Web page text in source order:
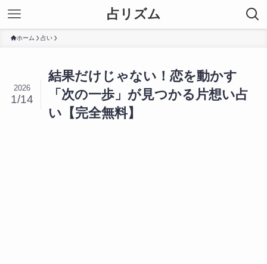
占リズム
ホーム 占い
結果だけじゃない！恋を動かす
「次の一歩」が見つかる片想い占
い【完全無料】
2026
1/14